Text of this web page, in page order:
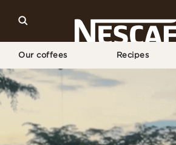
Our coffees Recipes
Home Sustainability